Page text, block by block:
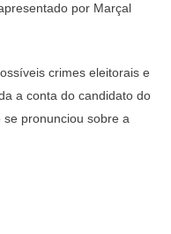
por Marçal
crimes eleitorais e
a conta do candidato do
se pronunciou sobre a